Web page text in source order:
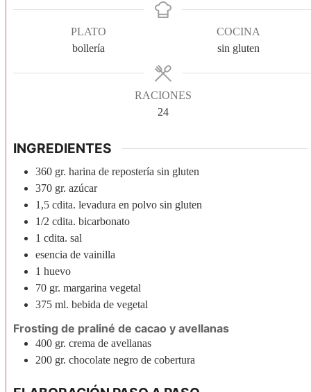
PLATO
bollería
COCINA
sin gluten
RACIONES
24
INGREDIENTES
360 gr. harina de repostería sin gluten
370 gr. azúcar
1,5 cdita. levadura en polvo sin gluten
1/2 cdita. bicarbonato
1 cdita. sal
esencia de vainilla
1 huevo
70 gr. margarina vegetal
375 ml. bebida de vegetal
Frosting de praliné de cacao y avellanas
400 gr. crema de avellanas
200 gr. chocolate negro de cobertura